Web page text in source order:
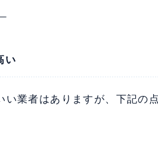
い
い業者はありますが、下記の